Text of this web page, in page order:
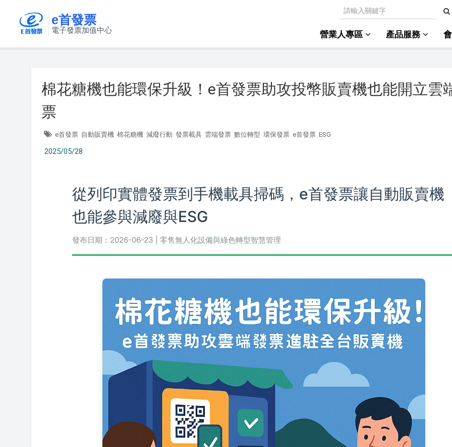
e首發票
電子發票加值中心 營業人專區 產品服務
棉花糖機也能環保升級！e首發票助攻投幣販賣機也能開立雲
票
e首發票 自動販賣機 棉花糖機 減廢行動 發票載具 雲端發票 數位轉型 環保發票 e首發票 ESG
2025/05/28
從列印實體發票到手機載具掃碼，e首發票讓自動販賣機
也能參與減廢與ESG
發布日期：2026-06-23 | 零售無人化設備與綠色轉型智慧管理